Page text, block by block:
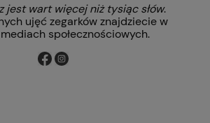
jest wart więcej niż tysiąc słów.
ujęć zegarków znajdziecie w
społecznościowych.